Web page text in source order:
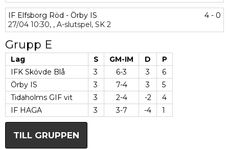
IF Elfsborg Röd - Örby IS
4 - 0
27/04 10:30, , A-slutspel, SK 2
Grupp E
Lag S GM-IM D
P
IFK Skövde Blå
3 6-3 3
6
Örby IS
3 7-4 3
5
Tidaholms GIF vit
3 2-4 -2
4
IF HAGA
3 3-7 -4 1
TILL GRUPPEN